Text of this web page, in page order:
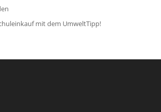
mit dem UmweltTipp!